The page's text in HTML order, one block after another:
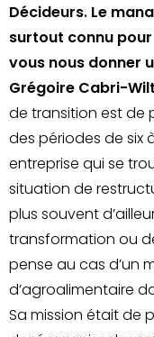
Décideurs. Le
surtout connu
vous nous donner
Grégoire Cabri-
de transition est de
des périodes de six
entreprise qui se
situation de
plus souvent
transformation ou
pense au cas d’un
d’agroalimentaire
Sa mission était de